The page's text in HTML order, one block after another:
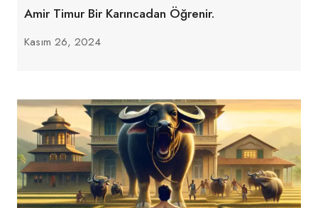
Amir Timur Bir Karıncadan Öğrenir.
Kasım 26, 2024